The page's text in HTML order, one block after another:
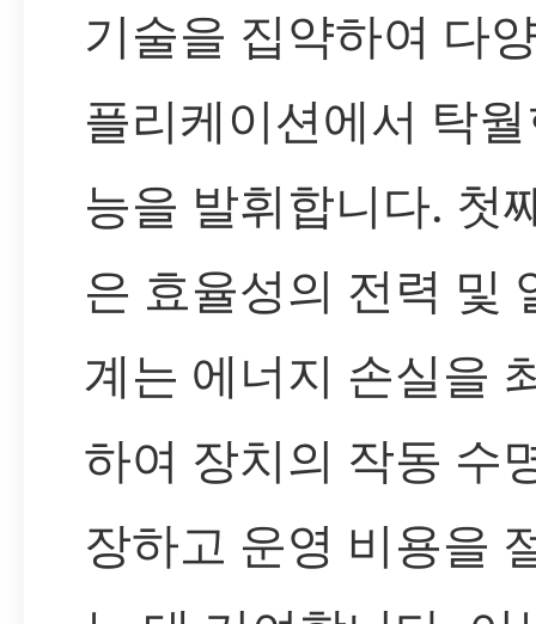
기술을 집약하여 다
플리케이션에서 탁
능을 발휘합니다. 첫
은 효율성의 전력 및
계는 에너지 손실을
하여 장치의 작동 수
장하고 운영 비용을